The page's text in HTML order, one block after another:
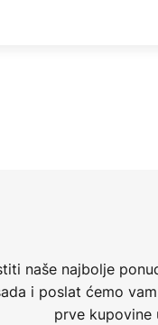
naše najbolje
i poslat ćemo
prve kupovine